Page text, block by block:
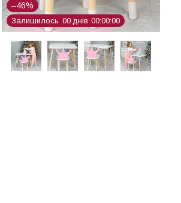
–46%
Залишилось 00 днів 00 00 00